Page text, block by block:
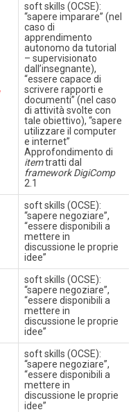
soft skills (OCSE):
“sapere imparare” (nel
caso di
apprendimento
autonomo da tutorial
– supervisionato
dall’insegnante),
“essere capace di
scrivere rapporti e
documenti” (nel caso
di attività svolte con
tale obiettivo), “sapere
utilizzare il computer
e internet”
Approfondimento di
itemtratti dal
framework DigiComp
2.1
soft skills (OCSE):
“sapere negoziare”,
“essere disponibili a
mettere in
discussione le proprie
idee”
soft skills (OCSE):
“sapere negoziare”,
“essere disponibili a
mettere in
discussione le proprie
idee”
soft skills (OCSE):
“sapere negoziare”,
“essere disponibili a
mettere in
discussione le proprie
idee”